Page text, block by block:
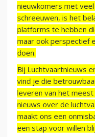
nieuwkomers met
schreeuwen, is het
platforms te hebben
maar ook perspectief
doen.
Bij Luchtvaartnieuws
vind je die
leveren van het meest
nieuws over de
maakt ons een
een stap voor willen